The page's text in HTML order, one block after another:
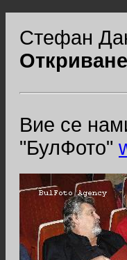
Стефан
Вие се
"БулФото"